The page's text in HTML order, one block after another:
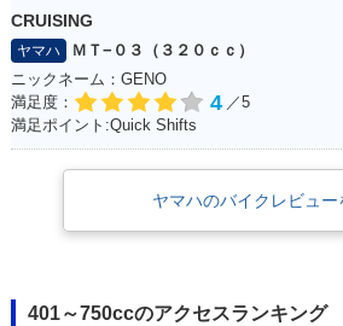
CRUISING
ヤマハ
ＭＴ−０３（３２０ｃｃ）
ニックネーム：GENO
満足度：
4 ／5
満足ポイント:Quick Shifts
ヤマハのバイクレビュー
401～750ccのアクセスランキング